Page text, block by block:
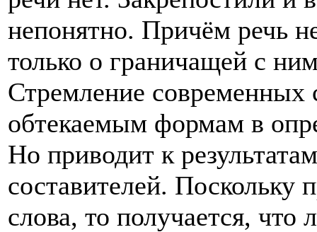
непонятно. Причём речь
только о граничащей с
Стремление современных
обтекаемым формам в
Но приводит к
составителей. Поскольку
слова, то получается,